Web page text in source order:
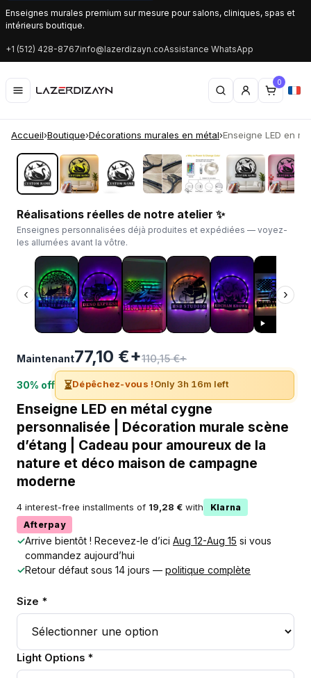
Enseignes murales premium sur mesure pour salons, cliniques, spas et
intérieurs boutique.
+1 (512) 428-8767info@lazerdizayn.coAssistance WhatsApp
0
Accueil›Boutique›Décorations murales en métal›Enseigne LED en
‹ ›
Réalisations réelles de notre atelier ✨
Enseignes personnalisées déjà produites et expédiées — voyez-
les allumées avant la vôtre.
‹ ›
Maintenant77,10 €+110,15 €+
30% off ⏳Dépêchez-vous !Only 3h 16m left
Enseigne LED en métal cygne
personnalisée | Décoration murale scène
d’étang | Cadeau pour amoureux de la
nature et déco maison de campagne
moderne
4 interest-free installments of 19,28 € with
Klarna
Afterpay
✓Arrive bientôt ! Recevez-le d’ici Aug 12-Aug 15 si vous
commandez aujourd’hui
✓Retour défaut sous 14 jours — politique complète
Size *
Light Options *